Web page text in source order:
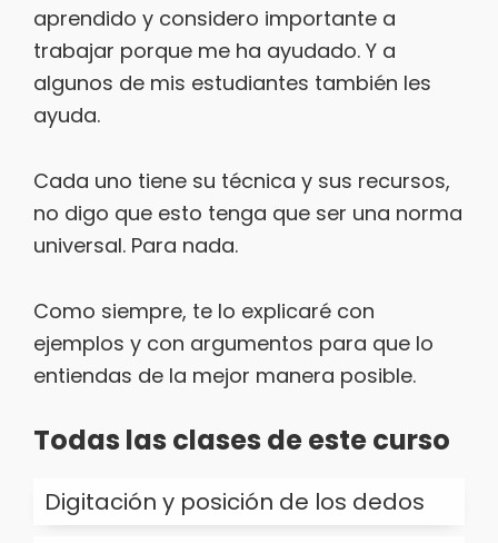
aprendido y considero importante a
trabajar porque me ha ayudado. Y a
algunos de mis estudiantes también les
ayuda.
Cada uno tiene su técnica y sus recursos,
no digo que esto tenga que ser una norma
universal. Para nada.
Como siempre, te lo explicaré con
ejemplos y con argumentos para que lo
entiendas de la mejor manera posible.
Todas las clases de este curso
Digitación y posición de los dedos